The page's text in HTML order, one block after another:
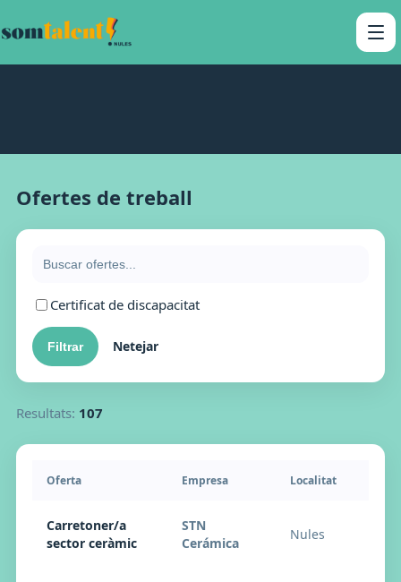
Ofertes de treball
Certificat de discapacitat
Netejar
Resultats: 107
Oferta Empresa Localitat
Carretoner/a
sector ceràmic
STN
Cerámica
Nules